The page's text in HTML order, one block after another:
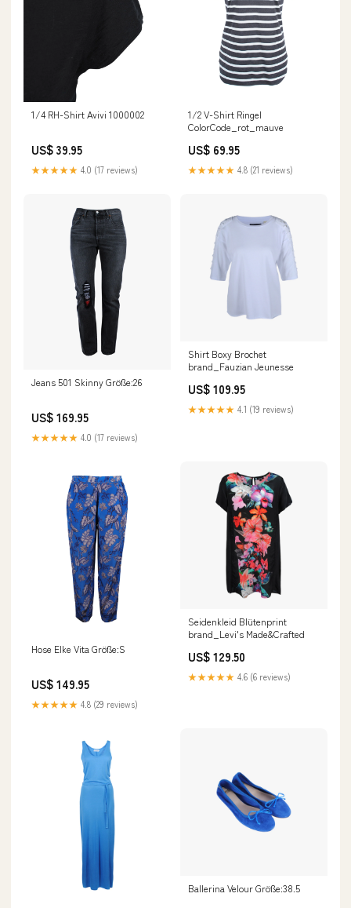
1/4 RH-Shirt Avivi 1000002
US$ 39.95
★★★★★ 4.0 (17 reviews)
1/2 V-Shirt Ringel
ColorCode_rot_mauve
US$ 69.95
★★★★★ 4.8 (21 reviews)
Jeans 501 Skinny Größe:26
US$ 169.95
★★★★★ 4.0 (17 reviews)
Shirt Boxy Brochet
brand_Fauzian Jeunesse
US$ 109.95
★★★★★ 4.1 (19 reviews)
Hose Elke Vita Größe:S
US$ 149.95
★★★★★ 4.8 (29 reviews)
Seidenkleid Blütenprint
brand_Levi's Made&Crafted
US$ 129.50
★★★★★ 4.6 (6 reviews)
Ballerina Velour Größe:38.5